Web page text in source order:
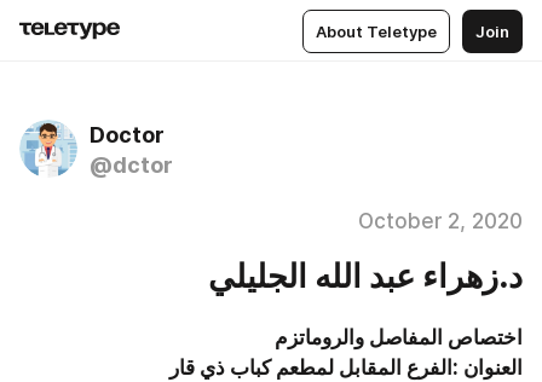
About Teletype Join
Doctor
@dctor
October 2, 2020
د.زهراء عبد الله الجليلي
اختصاص المفاصل والروماتزم
العنوان :الفرع المقابل لمطعم كباب ذي قار